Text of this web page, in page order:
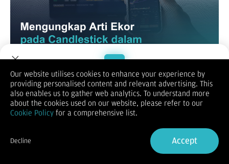
Dalam analisis teknikal, candlestick adalah salah satu alat
yang paling umum digunakan untuk menganalisis pergerakan
harga dalam pasar keuangan, seperti saham, forex, dan
komoditas. Candlestick terdiri dari tubuh (body) dan garis yang
disebut "ekor" (shadow atau wick).
Ekor pada candlestick menyimpan informasi penting tentang
aktivitas perdagangan dan memberikan petunjuk tentang
sentimen pasar. Artikel ini akan membahas secara detail arti
Welcome to Dupoin.
Trade with a Trusted Broker
Sign in
Our website utilises cookies to enhance your experience by
providing personalised content and relevant advertising. This
also enables us to gather web analytics. To understand more
about the cookies used on our website, please refer to our
Cookie Policy for a comprehensive list.
Decline Accept